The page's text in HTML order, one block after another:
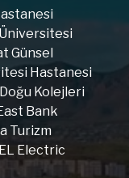
Günsel
Hastanesi
Kolejleri
Bank
Turizm
Electric